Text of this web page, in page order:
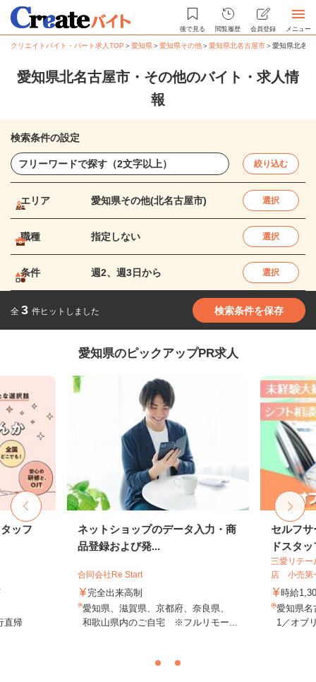
後で見る 閲覧履歴 会員登録 メニュー
クリエイトバイト・パート求人TOP ＞愛知県＞愛知県その他＞愛知県北名古屋市＞愛知県北名
愛知県北名古屋市・その他のバイト・求人情
報
検索条件の設定
絞り込む
エリア 愛知県その他(北名古屋市) 選択
職種 指定しない 選択
条件 週2、週3日から 選択
全 3 件ヒットしました 検索条件を保存
愛知県のピックアップPR求人
ッフ
直帰
ネットショップのデータ入力・商
品登録および発...
合同会社Re Start
完全出来高制
愛知県、滋賀県、京都府、奈良県、
和歌山県内のご自宅 ※フルリモー...
セルフ
ドスタッ
三愛リテ
店 小売第
時給
愛知県名
1／オブ